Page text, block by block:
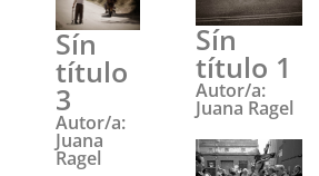
Sín
título
3
Autor/a:
Juana
Ragel
Sín
título 1
Autor/a:
Juana Ragel